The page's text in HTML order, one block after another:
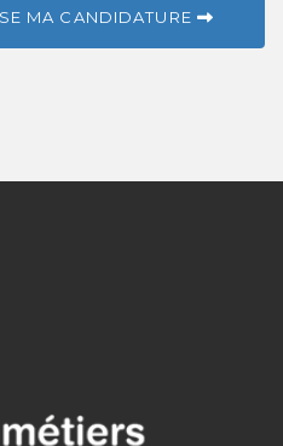
MA CANDIDATURE